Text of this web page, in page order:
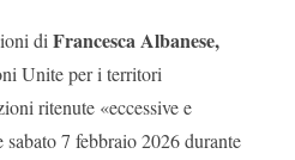
diFrancesca Albanese,
Unite per i territori
ritenute «eccessive e
7 febbraio 2026 durante